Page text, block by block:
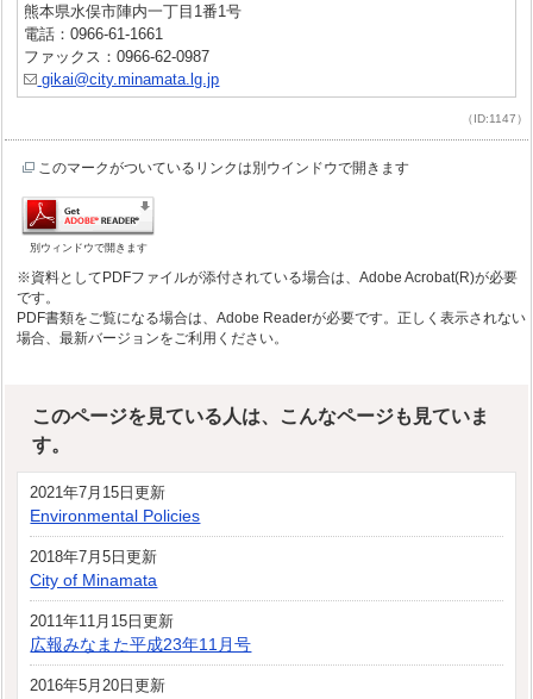
熊本県水俣市陣内一丁目1番1号
電話：0966-61-1661
ファックス：0966-62-0987
gikai@city.minamata.lg.jp
（ID:1147）
このマークがついているリンクは別ウインドウで開きます
別ウィンドウで開きます
※資料としてPDFファイルが添付されている場合は、Adobe Acrobat(R)が必要
です。
PDF書類をご覧になる場合は、Adobe Readerが必要です。正しく表示されない
場合、最新バージョンをご利用ください。
このページを見ている人は、こんなページも見ていま
す。
2021年7月15日更新
Environmental Policies
2018年7月5日更新
City of Minamata
2011年11月15日更新
広報みなまた平成23年11月号
2016年5月20日更新